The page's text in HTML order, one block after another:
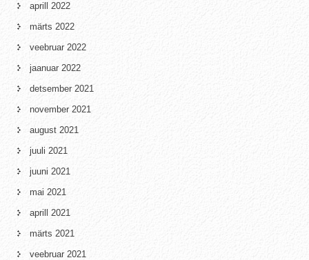
aprill 2022
märts 2022
veebruar 2022
jaanuar 2022
detsember 2021
november 2021
august 2021
juuli 2021
juuni 2021
mai 2021
aprill 2021
märts 2021
veebruar 2021